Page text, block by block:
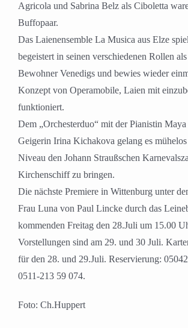
Agricola und Sabrina Belz als Ciboletta
Buffopaar.
Das Laienensemble La Musica aus Elze
begeistert in seinen verschiedenen Rollen
Bewohner Venedigs und bewies wieder
Konzept von Operamobile, Laien mit
funktioniert.
Dem „Orchesterduo“ mit der Pianistin
Geigerin Irina Kichakova gelang es
Niveau den Johann Straußschen
Kirchenschiff zu bringen.
Die nächste Premiere in Wittenburg unter
Frau Luna von Paul Lincke durch das
kommenden Freitag den 28.Juli um 15.00
Vorstellungen sind am 29. und 30 Juli.
für den 28. und 29.Juli. Reservierung:
0511-213 59 074.
Foto: Ch.Huppert